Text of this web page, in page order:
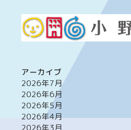
アーカイブ
2026年7月
2026年6月
2026年5月
2026年4月
2026年3月